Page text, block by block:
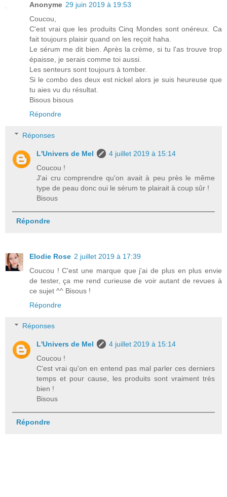
Anonyme 29 juin 2019 à 19:53
Coucou,
C'est vrai que les produits Cinq Mondes sont onéreux. Ca
fait toujours plaisir quand on les reçoit haha.
Le sérum me dit bien. Après la crème, si tu l'as trouve trop
épaisse, je serais comme toi aussi.
Les senteurs sont toujours à tomber.
Si le combo des deux est nickel alors je suis heureuse que
tu aies vu du résultat.
Bisous bisous
Répondre
Réponses
L'Univers de Mel
4 juillet 2019 à 15:14
Coucou !
J'ai cru comprendre qu'on avait à peu près le même
type de peau donc oui le sérum te plairait à coup sûr !
Bisous
Répondre
Elodie Rose 2 juillet 2019 à 17:39
Coucou ! C'est une marque que j'ai de plus en plus envie
de tester, ça me rend curieuse de voir autant de revues à
ce sujet ^^ Bisous !
Répondre
Réponses
L'Univers de Mel
4 juillet 2019 à 15:14
Coucou !
C'est vrai qu'on en entend pas mal parler ces derniers
temps et pour cause, les produits sont vraiment très
bien !
Bisous
Répondre